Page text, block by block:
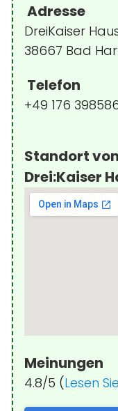
Adresse
DreiKaiser
38667 Bad
Telefon
+49 176
Standort
Drei:Kaiser
Meinungen
4.8/5 (Lesen